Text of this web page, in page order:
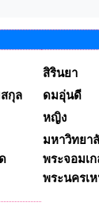
สิรินยา
กุล
ดมอุ่นดี
หญิง
มหาวิทยา
พระจอมเก
พระนครเ